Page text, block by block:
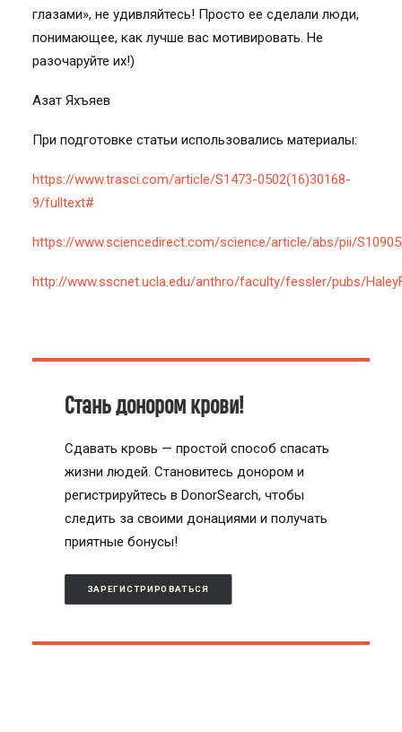
глазами», не удивляйтесь! Просто ее сделали люди,
понимающее, как лучше вас мотивировать. Не
разочаруйте их!)
Азат Яхъяев
При подготовке статьи использовались материалы:
https://www.trasci.com/article/S1473-0502(16)30168-
9/fulltext#
https://www.sciencedirect.com/science/article/abs/pii/
http://www.sscnet.ucla.edu/anthro/faculty/fessler/pubs/
Стань донором крови!
Сдавать кровь — простой способ спасать
жизни людей. Становитесь донором и
регистрируйтесь в DonorSearch, чтобы
следить за своими донациями и получать
приятные бонусы!
ЗАРЕГИСТРИРОВАТЬСЯ